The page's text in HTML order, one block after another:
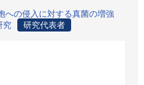
への侵入に対する真菌の増強
究
研究代表者